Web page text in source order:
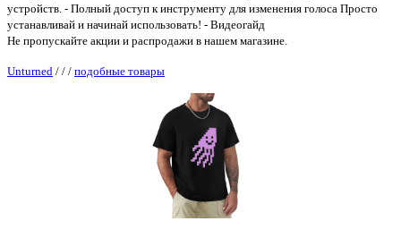
устройств. - Полный доступ к инструменту для изменения голоса Просто
устанавливай и начинай использовать! - Видеогайд
Не пропускайте акции и распродажи в нашем магазине.
Unturned / / / подобные товары